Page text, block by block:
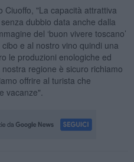
Ciuoffo, "La capacità attrattiva
dubbio data anche dalla
del ‘buon vivere toscano’
e al nostro vino quindi una
le produzioni enologiche ed
regione è sicuro richiamo
offrire al turista che
vacanze".